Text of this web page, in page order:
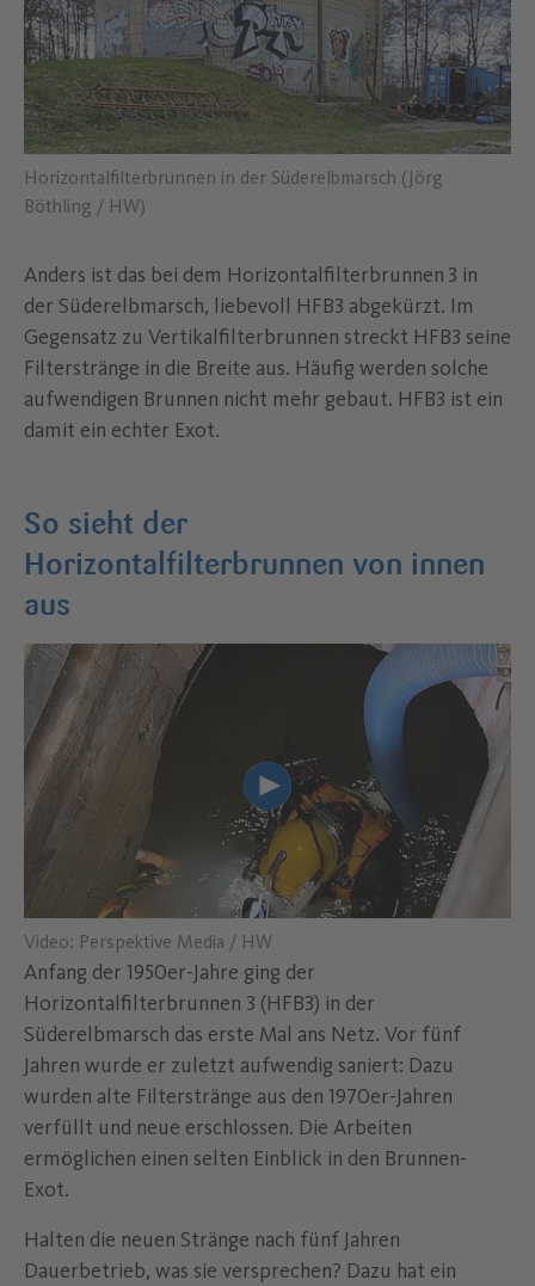
Horizontalfilterbrunnen in der Süderelbmarsch (Jörg
Böthling / HW)
Anders ist das bei dem Horizontalfilterbrunnen 3 in
der Süderelbmarsch, liebevoll HFB3 abgekürzt. Im
Gegensatz zu Vertikalfilterbrunnen streckt HFB3 seine
Filterstränge in die Breite aus. Häufig werden solche
aufwendigen Brunnen nicht mehr gebaut. HFB3 ist ein
damit ein echter Exot.
So sieht der
Horizontalfilterbrunnen von innen
aus
Lade Youtube Video "Video:
Video: Perspektive Media / HW
Anfang der 1950er-Jahre ging der
Horizontalfilterbrunnen 3 (HFB3) in der
Süderelbmarsch das erste Mal ans Netz. Vor fünf
Jahren wurde er zuletzt aufwendig saniert: Dazu
wurden alte Filterstränge aus den 1970er-Jahren
verfüllt und neue erschlossen. Die Arbeiten
ermöglichen einen selten Einblick in den Brunnen-
Exot.
Halten die neuen Stränge nach fünf Jahren
Dauerbetrieb, was sie versprechen? Dazu hat ein